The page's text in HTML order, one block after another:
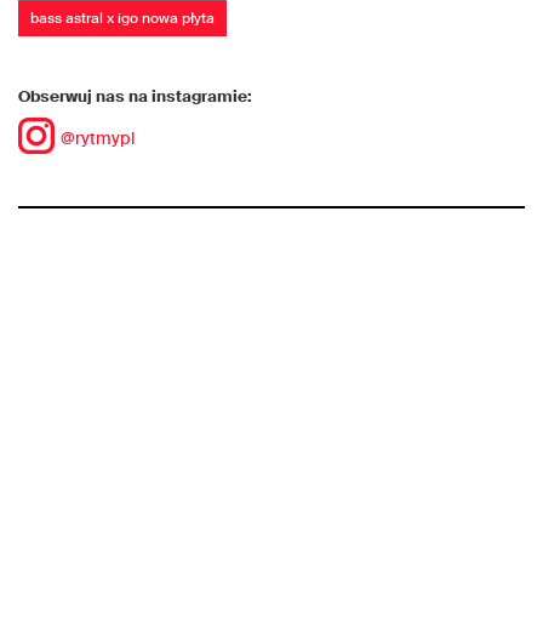
bass astral x igo nowa płyta
Obserwuj nas na instagramie:
@rytmypl